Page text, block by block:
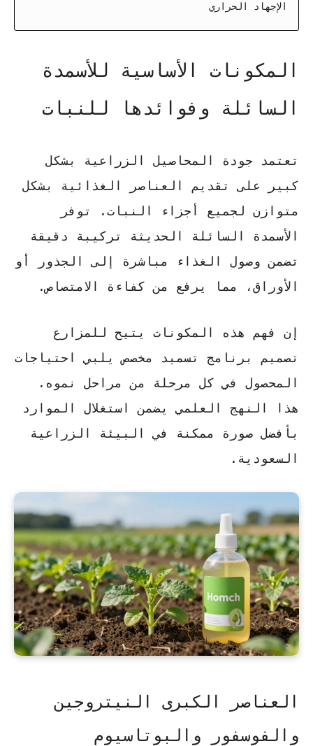
الإجهاد الحراري
المكونات الأساسية للأسمدة
السائلة وفوائدها للنبات
تعتمد جودة المحاصيل الزراعية بشكل
كبير على
تقديم العناصر الغذائية بشكل
متوازن لجميع أجزاء النبات. توفر
الأسمدة السائلة الحديثة تركيبة دقيقة
تضمن وصول الغذاء مباشرة إلى الجذور أو
الأوراق، مما يرفع من كفاءة الامتصاص.
إن فهم هذه المكونات يتيح للمزارع
تصميم برنامج تسميد مخصص يلبي احتياجات
المحصول في كل مرحلة من مراحل نموه.
هذا النهج العلمي يضمن استغلال الموارد
بأفضل صورة ممكنة في البيئة الزراعية
السعودية.
العناصر الكبرى النيتروجين
والفوسفور والبوتاسيوم